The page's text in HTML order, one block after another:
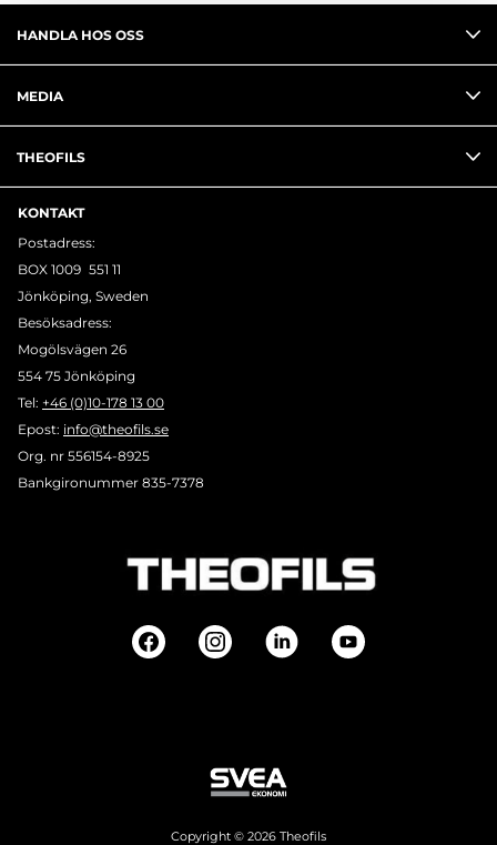
HANDLA HOS OSS
MEDIA
THEOFILS
KONTAKT
Postadress:
BOX 1009 551 11
Jönköping, Sweden
Besöksadress:
Mogölsvägen 26
554 75 Jönköping
Tel: +46 (0)10-178 13 00
Epost: info@theofils.se
Org. nr 556154-8925
Bankgironummer 835-7378
Copyright © 2026 Theofils